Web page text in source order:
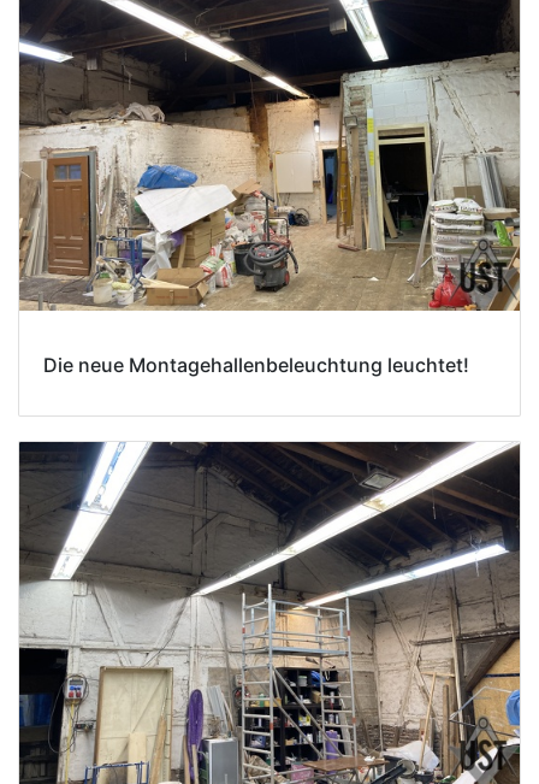
Die neue Montagehallenbeleuchtung leuchtet!